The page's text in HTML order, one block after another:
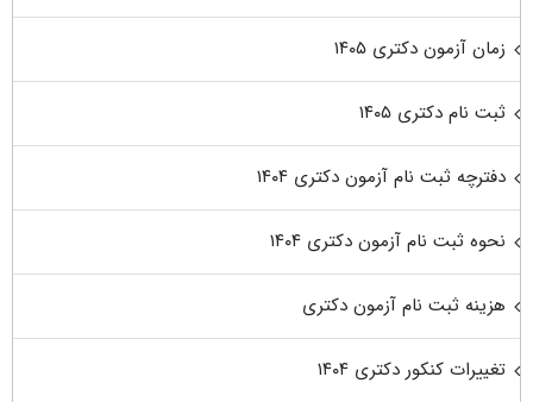
زمان آزمون دکتری ۱۴۰۵
ثبت نام دکتری ۱۴۰۵
دفترچه ثبت نام آزمون دکتری ۱۴۰۴
نحوه ثبت نام آزمون دکتری ۱۴۰۴
هزینه ثبت نام آزمون دکتری
تغییرات کنکور دکتری ۱۴۰۴